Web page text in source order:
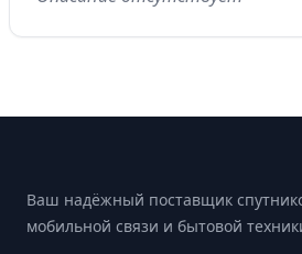
Ваш надёжный поставщик
мобильной связи и бытовой